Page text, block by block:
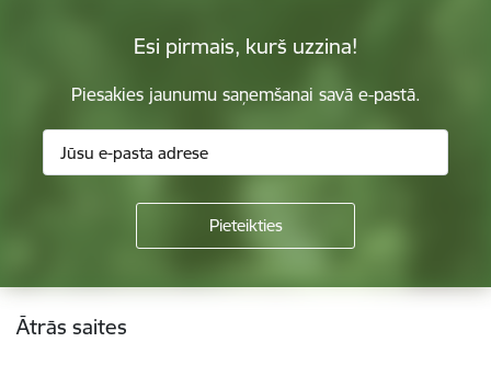
Esi pirmais, kurš uzzina!
Piesakies jaunumu saņemšanai savā e-pastā.
Kājene
Ātrās saites